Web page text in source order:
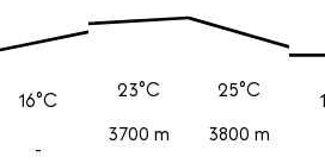
16°C
-
23°C
3700 m
25°C
3800 m